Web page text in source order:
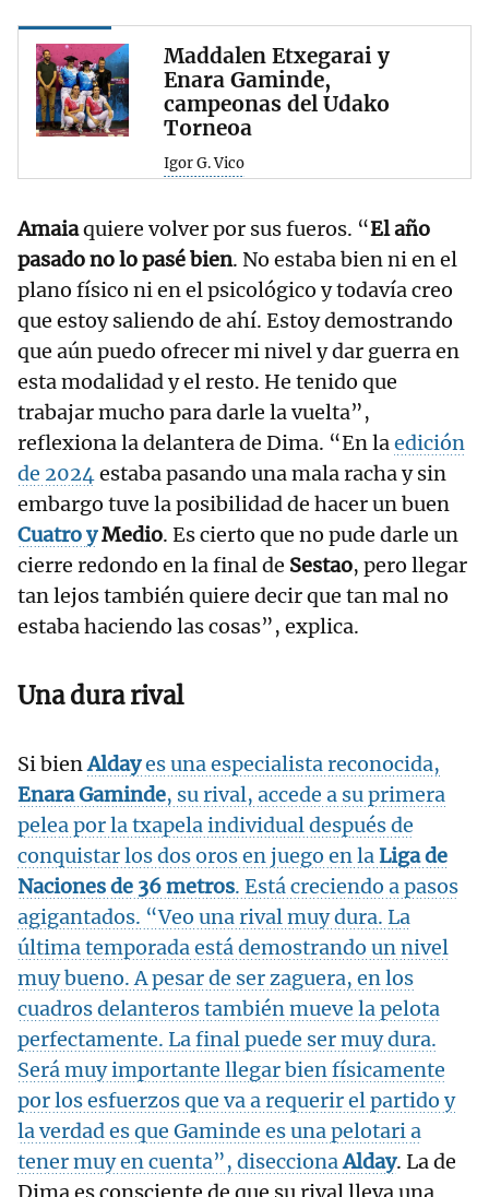
Maddalen Etxegarai y
Enara Gaminde,
campeonas del Udako
Torneoa
Igor G. Vico
Amaiaquiere volver por sus fueros. “El año
pasado no lo pasé bien. No estaba bien ni en el
plano físico ni en el psicológico y todavía creo
que estoy saliendo de ahí. Estoy demostrando
que aún puedo ofrecer mi nivel y dar guerra en
esta modalidad y el resto. He tenido que
trabajar mucho para darle la vuelta”,
reflexiona la delantera de Dima. “En laedición
de 2024estaba pasando una mala racha y sin
embargo tuve la posibilidad de hacer un buen
CuatroyMedio. Es cierto que no pude darle un
cierre redondo en la final de Sestao, pero llegar
tan lejos también quiere decir que tan mal no
estaba haciendo las cosas”, explica.
Una dura rival
Si bienAldayes una especialista reconocida,
Enara Gaminde, su rival, accede a su primera
pelea por la txapela individual después de
conquistar los dos oros en juego en laLiga de
Naciones de 36 metros. Está creciendo a pasos
agigantados. “Veo una rival muy dura. La
última temporada está demostrando un nivel
muy bueno. A pesar de ser zaguera, en los
cuadros delanteros también mueve la pelota
perfectamente. La final puede ser muy dura.
Será muy importante llegar bien físicamente
por los esfuerzos que va a requerir el partido y
la verdad es que Gaminde es una pelotari a
tener muy en cuenta”, diseccionaAlday. La de
Dima es consciente de que su rival lleva una